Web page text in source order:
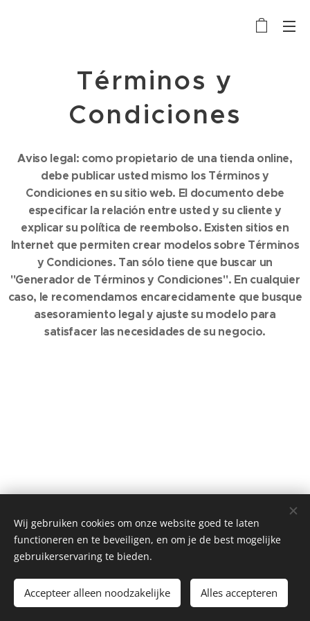
Términos y
Condiciones
Aviso legal: como propietario de una tienda online,
debe publicar usted mismo los Términos y
Condiciones en su sitio web. El documento debe
especificar la relación entre usted y su cliente y
explicar su política de reembolso. Existen sitios en
Internet que permiten crear modelos sobre Términos
y Condiciones. Tan sólo tiene que buscar un
"Generador de Términos y Condiciones". En cualquier
caso, le recomendamos encarecidamente que busque
asesoramiento legal y ajuste su modelo para
satisfacer las necesidades de su negocio.
© 2022 Pajaros Arnaiz SL, Urbanización Can Mayol, parcela 34,
07009 Palma, Illes Balears., Spain
Cookies
Idiomas
Nederlands
English Español Français
Wij gebruiken cookies om onze website goed te laten
functioneren en te beveiligen, en om je de best mogelijke
gebruikerservaring te bieden.
Accepteer alleen noodzakelijke Alles accepteren